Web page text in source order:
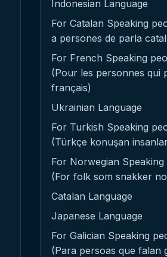
Indonesian Language
For Catalan Speaking
a persones de parla
For French Speaking
(Pour les personnes qui
français)
Ukrainian Language
For Turkish Speaking
(Türkçe konuşan
For Norwegian Speaking
(For folk som snakker
Catalan Language
Japanese Language
For Galician Speaking
(Para persoas que falan